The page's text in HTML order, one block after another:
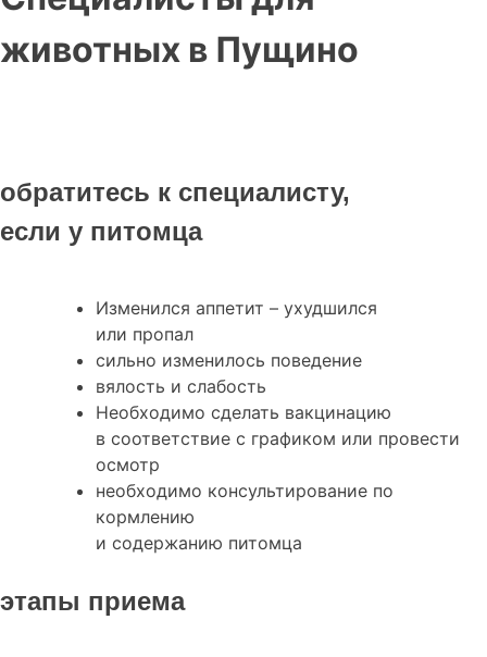
животных в Пущино
обратитесь к специалисту,
если у питомца
Изменился аппетит – ухудшился
или пропал
сильно изменилось поведение
вялость и слабость
Необходимо сделать вакцинацию
в соответствие с графиком или провести
осмотр
необходимо консультирование по
кормлению
и содержанию питомца
этапы приема